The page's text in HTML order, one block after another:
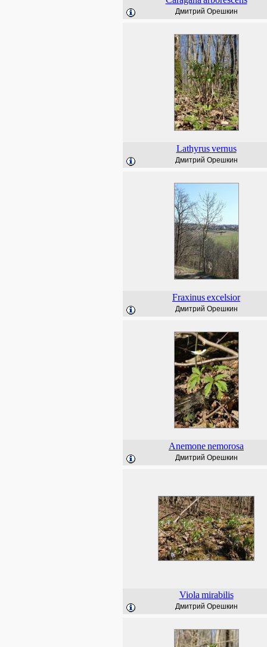
Дмитрий Орешкин
Lathyrus vernus
Дмитрий Орешкин
Fraxinusexcelsior
Дмитрий Орешкин
Anemonenemorosa
Дмитрий Орешкин
Viola mirabilis
Дмитрий Орешкин